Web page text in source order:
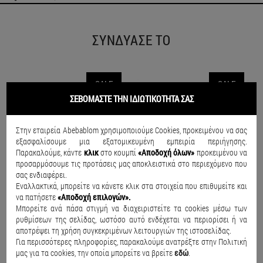
ΣΥΝΔΥΑΣΕ ΤΟ
SALE SALE
ΣΕΒΟΜΑΣΤΕ ΤΗΝ ΙΔΙΩΤΙΚΟΤΗΤΑ ΣΑΣ
Στην εταιρεία Abebablom χρησιμοποιούμε Cookies, προκειμένου να σας
εξασφαλίσουμε μια εξατομικευμένη εμπειρία περιήγησης.
Παρακαλούμε, κάντε κλικστο κουμπί«Αποδοχή όλων» προκειμένου να
προσαρμόσουμε τις προτάσεις μας αποκλειστικά στο περιεχόμενο που
σας ενδιαφέρει.
Εναλλακτικά, μπορείτε να κάνετε κλικ στα στοιχεία που επιθυμείτε και
να πατήσετε«Αποδοχή επιλογών».
Μπορείτε ανά πάσα στιγμή να διαχειριστείτε τα cookies μέσω των
ρυθμίσεων της σελίδας, ωστόσο αυτό ενδέχεται να περιορίσει ή να
αποτρέψει τη χρήση συγκεκριμένων λειτουργιών της ιστοσελίδας.
Για περισσότερες πληροφορίες, παρακαλούμε ανατρέξτε στην Πολιτική
μας για τα cookies, την οποία μπορείτε να βρείτεεδώ.